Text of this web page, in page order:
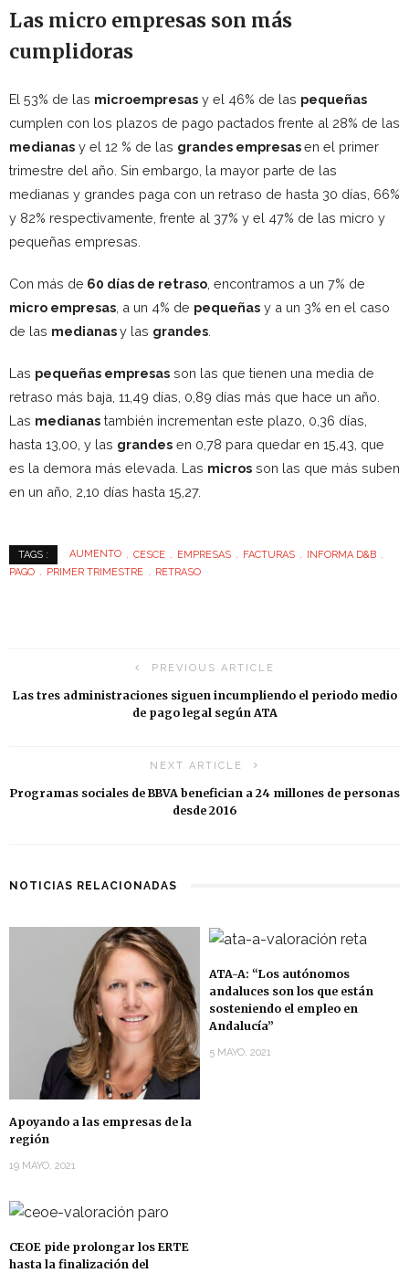
Las micro empresas son más
cumplidoras
El 53% de las microempresas y el 46% de las pequeñas
cumplen con los plazos de pago pactados frente al 28% de las
medianas y el 12 % de las grandes empresasen el primer
trimestre del año. Sin embargo, la mayor parte de las
medianas y grandes paga con un retraso de hasta 30 días, 66%
y 82% respectivamente, frente al 37% y el 47% de las micro y
pequeñas empresas.
Con más de 60 días de retraso, encontramos a un 7% de
micro empresas, a un 4% de pequeñas y a un 3% en el caso
de las medianasy las grandes.
Las pequeñas empresas son las que tienen una media de
retraso más baja, 11,49 días, 0,89 días más que hace un año.
Las medianas también incrementan este plazo, 0,36 días,
hasta 13,00, y las grandes en 0,78 para quedar en 15,43, que
es la demora más elevada. Las micros son las que más suben
en un año, 2,10 días hasta 15,27.
TAGS : AUMENTO CESCE EMPRESAS FACTURAS
INFORMA D&B
PAGO
PRIMER TRIMESTRE RETRASO
PREVIOUS ARTICLE
Las tres administraciones siguen incumpliendo el periodo medio
de pago legal según ATA
NEXT ARTICLE
Programas sociales de BBVA benefician a 24 millones de personas
desde 2016
NOTICIAS RELACIONADAS
Apoyando a las empresas de la
región
19 MAYO, 2021
ATA-A: “Los autónomos
andaluces son los que están
sosteniendo el empleo en
Andalucía”
5 MAYO, 2021
CEOE pide prolongar los ERTE
hasta la finalización del